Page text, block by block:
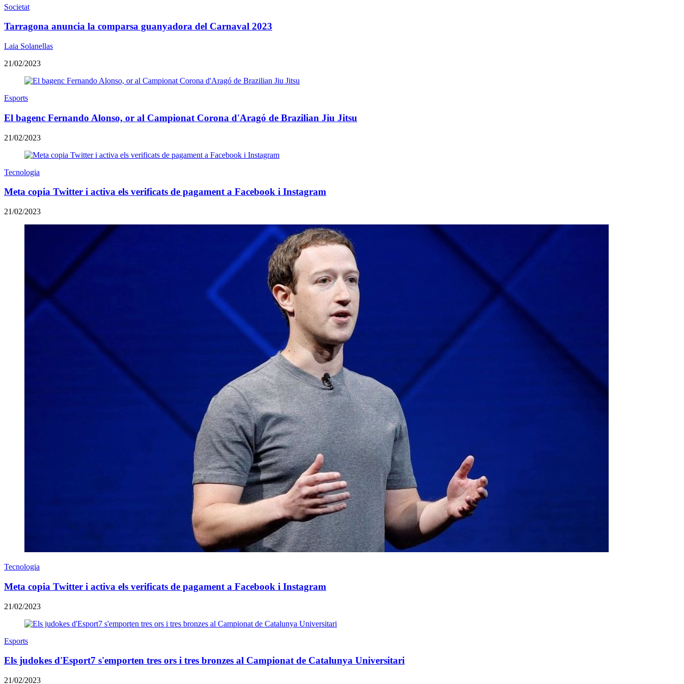
Societat
Tarragona anuncia la comparsa guanyadora del Carnaval 2023
Laia Solanellas
21/02/2023
Esports
El bagenc Fernando Alonso, or al Campionat Corona d'Aragó de Brazilian Jiu Jitsu
21/02/2023
Tecnologia
Meta copia Twitter i activa els verificats de pagament a Facebook i Instagram
21/02/2023
Tecnologia
Meta copia Twitter i activa els verificats de pagament a Facebook i Instagram
21/02/2023
Esports
Els judokes d'Esport7 s'emporten tres ors i tres bronzes al Campionat de Catalunya Universitari
21/02/2023